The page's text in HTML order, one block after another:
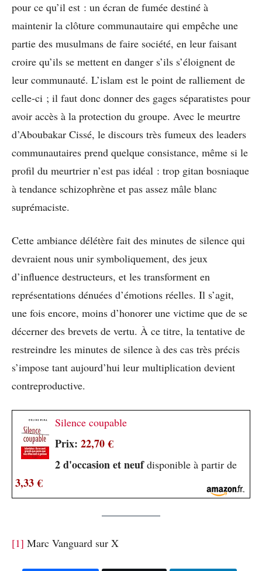
pour ce qu’il est : un écran de fumée destiné à
maintenir la clôture communautaire qui empêche une
partie des musulmans de faire société, en leur faisant
croire qu’ils se mettent en danger s’ils s’éloignent de
leur communauté. L’islam est le point de ralliement de
celle-ci ; il faut donc donner des gages séparatistes pour
avoir accès à la protection du groupe. Avec le meurtre
d’Aboubakar Cissé, le discours très fumeux des leaders
communautaires prend quelque consistance, même si le
profil du meurtrier n’est pas idéal : trop gitan bosniaque
à tendance schizophrène et pas assez mâle blanc
suprémaciste.
Cette ambiance délétère fait des minutes de silence qui
devraient nous unir symboliquement, des jeux
d’influence destructeurs, et les transforment en
représentations dénuées d’émotions réelles. Il s’agit,
une fois encore, moins d’honorer une victime que de se
décerner des brevets de vertu. À ce titre, la tentative de
restreindre les minutes de silence à des cas très précis
s’impose tant aujourd’hui leur multiplication devient
contreproductive.
Silence coupable
Prix: 22,70 €
2 d'occasion et neufdisponible à partir de
3,33 €
[1] Marc Vanguard sur X